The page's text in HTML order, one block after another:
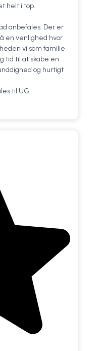
helt i top.
anbefales. Der er
en venlighed hvor
vi som familie
tid til at skabe en
og hurtigt
til UG.